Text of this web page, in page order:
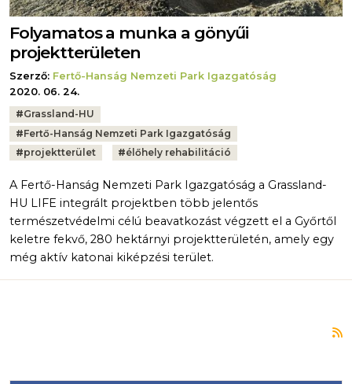
Folyamatos a munka a gönyűi
projektterületen
Szerző: Fertő-Hanság Nemzeti Park Igazgatóság
2020. 06. 24.
Tags:
#Grassland-HU
#Fertő-Hanság Nemzeti Park Igazgatóság
#projektterület #élőhely rehabilitáció
A Fertő-Hanság Nemzeti Park Igazgatóság a Grassland-
HU LIFE integrált projektben több jelentős
természetvédelmi célú beavatkozást végzett el a Győrtől
keletre fekvő, 280 hektárnyi projektterületén, amely egy
még aktív katonai kiképzési terület.